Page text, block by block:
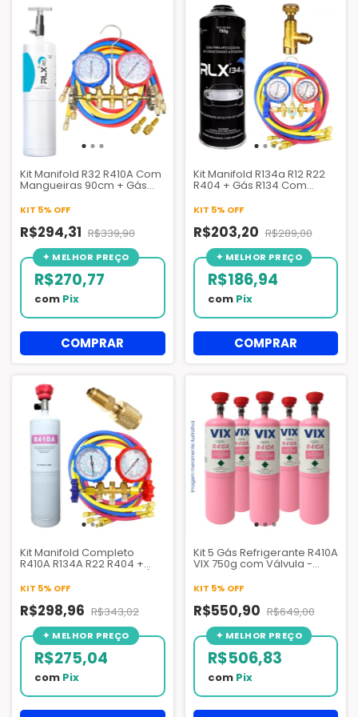
Kit Manifold R32 R410A Com
Mangueiras 90cm + Gás
Refrigerante R32 Com
Válvula 650g RLX
KIT 5% OFF
R$294,31 R$339,90
R$270,77
com Pix
Kit Manifold R134a R12 R22
R404 + Gás R134 Com
Perfuradora 1/4 SAE
KIT 5% OFF
R$203,20 R$289,00
R$186,94
com Pix
Kit Manifold Completo
R410A R134A R22 R404 +
Gás Refrigerante R410 C/
Válvula + Adaptador Para
KIT 5% OFF
R$298,96 R$343,02
R$275,04
com Pix
Kit 5 Gás Refrigerante R410A
VIX 750g com Válvula -
Ideal para Ar-
Condicionado Split e
KIT 5% OFF
R$550,90 R$649,00
R$506,83
com Pix